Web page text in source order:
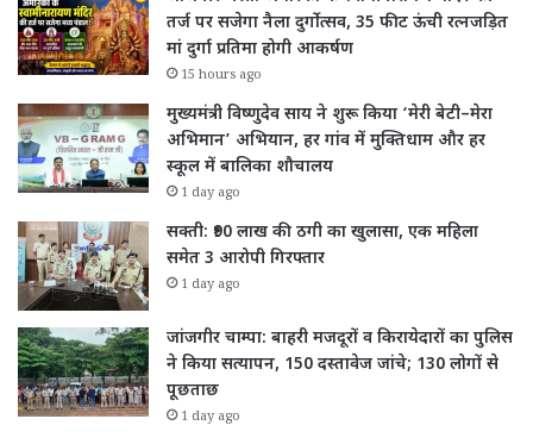
तर्ज पर सजेगा नैला दुर्गोत्सव, 35 फीट ऊंची रत्नजड़ित
मां दुर्गा प्रतिमा होगी आकर्षण
15 hours ago
मुख्यमंत्री विष्णुदेव साय ने शुरू किया ‘मेरी बेटी–मेरा
अभिमान’ अभियान, हर गांव में मुक्तिधाम और हर
स्कूल में बालिका शौचालय
1 day ago
सक्ती: ₹90 लाख की ठगी का खुलासा, एक महिला
समेत 3 आरोपी गिरफ्तार
1 day ago
जांजगीर चाम्पा: बाहरी मजदूरों व किरायेदारों का पुलिस
ने किया सत्यापन, 150 दस्तावेज जांचे; 130 लोगों से
पूछताछ
1 day ago